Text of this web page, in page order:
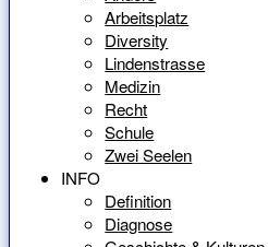
Arbeitsplatz
Diversity
Lindenstrasse
Medizin
Recht
Schule
Zwei Seelen
INFO
Definition
Diagnose